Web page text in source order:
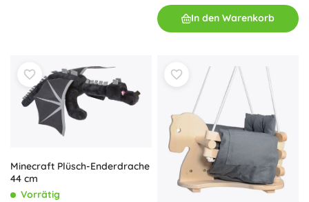
In den Warenkorb
Minecraft Plüsch-Enderdrache
44 cm
Vorrätig